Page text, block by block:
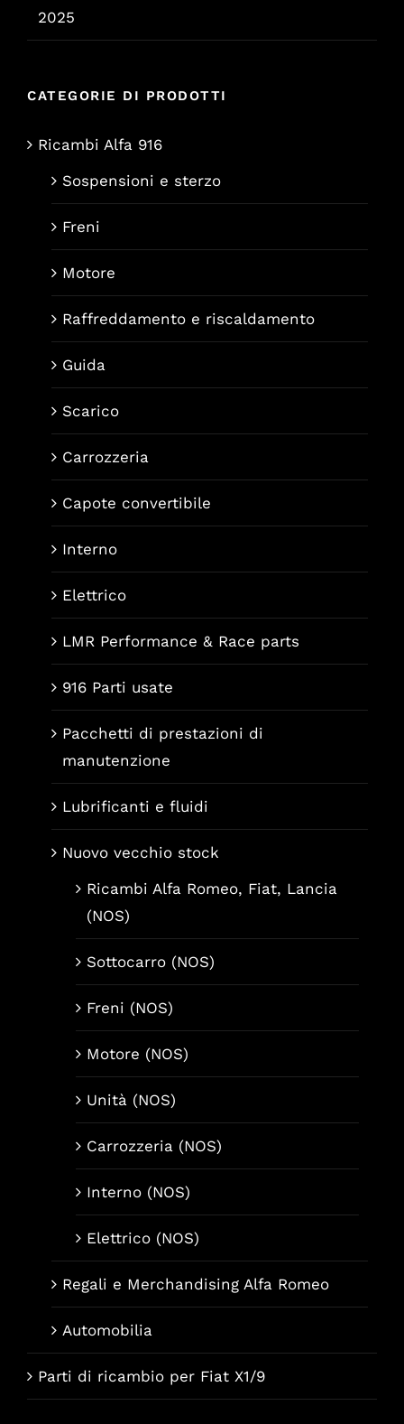
2025
CATEGORIE DI PRODOTTI
Ricambi Alfa 916
Sospensioni e sterzo
Freni
Motore
Raffreddamento e riscaldamento
Guida
Scarico
Carrozzeria
Capote convertibile
Interno
Elettrico
LMR Performance & Race parts
916 Parti usate
Pacchetti di prestazioni di
manutenzione
Lubrificanti e fluidi
Nuovo vecchio stock
Ricambi Alfa Romeo, Fiat, Lancia
(NOS)
Sottocarro (NOS)
Freni (NOS)
Motore (NOS)
Unità (NOS)
Carrozzeria (NOS)
Interno (NOS)
Elettrico (NOS)
Regali e Merchandising Alfa Romeo
Automobilia
Parti di ricambio per Fiat X1/9